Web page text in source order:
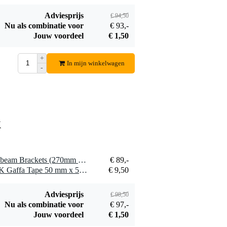
Procab CAB475-G
Power schuko
female
verlengkabel 5m
Bestel mee
Adviesprijs € 94,50
Nu als combinatie voor
€ 93,-
Jouw voordeel
€ 1,50
+
-
In mijn winkelwagen
1 x Doughty T42990 Multibeam Brackets (270mm To Suit 3 - 6'')
€ 89,-
1 x Innox ETA GAF-01-BK Gaffa Tape 50 mm x 50 m zwart
€ 9,50
Adviesprijs € 98,50
Nu als combinatie voor
€ 97,-
Jouw voordeel
€ 1,50